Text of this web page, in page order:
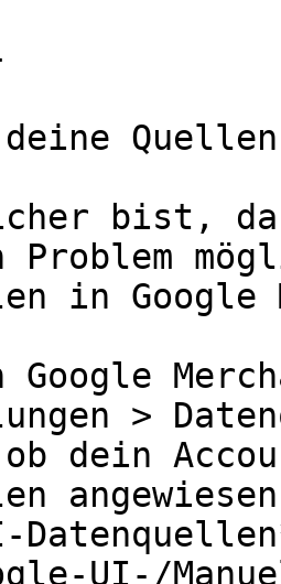
bist,
in Google
Google
>
dein